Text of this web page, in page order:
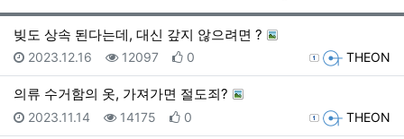
웹진 스타일
갤러리게
빚도 상속 된다는데, 대신 갚지 않으려면 ?
등록자 THEON
등록일
2023.12.16 조회
12097 추천
0
의류 수거함의 옷, 가져가면 절도죄?
등록자 THEON
등록일
2023.11.14 조회
14175 추천
0